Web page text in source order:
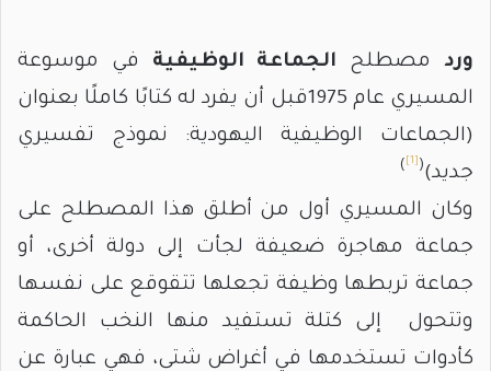
وردمصطلح الجماعة الوظيفية في موسوعة
المسيري عام 1975قبل أن يفرد له كتابًا كاملًا بعنوان
(الجماعات الوظيفية اليهودية: نموذج تفسيري
جديد)(
)
وكان المسيري أول من أطلق هذا المصطلح على
جماعة مهاجرة ضعيفة لجأت إلى دولة أخرى، أو
جماعة تربطها وظيفة تجعلها تتقوقع على نفسها
وتتحول إلى كتلة تستفيد منها النخب الحاكمة
كأدوات تستخدمها في أغراض شتى، فهي عبارة عن